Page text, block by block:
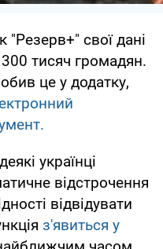
"Резерв+" свої дані
тисяч громадян.
це у додатку,
українці
відстрочення
відвідувати
з'явиться у